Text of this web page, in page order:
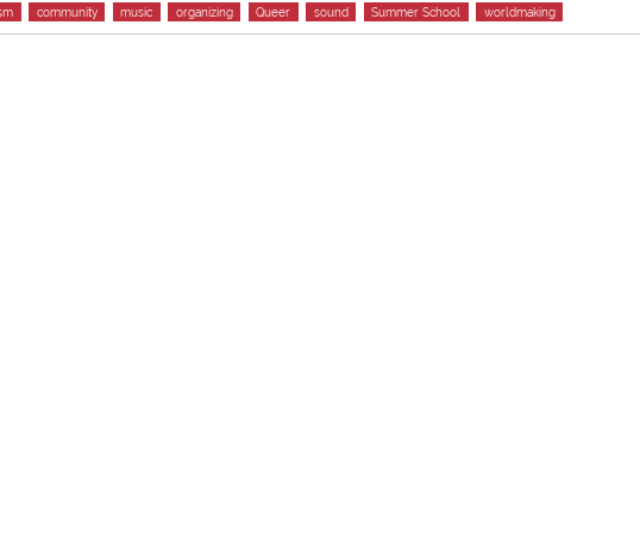
community music organizing Queer sound Summer School worldmaking